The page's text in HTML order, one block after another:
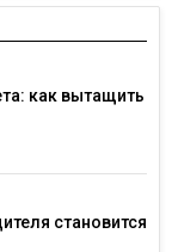
как вытащить
становится